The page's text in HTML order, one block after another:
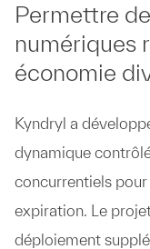
Permettre
numériques
économie
Kyndryl a
dynamique
concurrentiels
expiration. Le
déploiement